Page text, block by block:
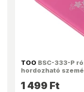
TOO BSC-333-P
hordozható
1 499 Ft